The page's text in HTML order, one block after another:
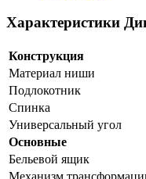
Характеристики
Конструкция
Материал ниши
Подлокотник
Спинка
Универсальный угол
Основные
Бельевой ящик
Механизм